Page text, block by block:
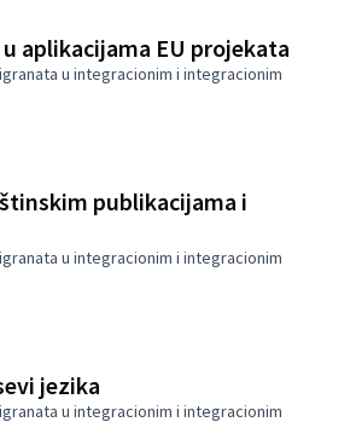
u aplikacijama EU projekata
u integracionim i integracionim
publikacijama i
u integracionim i integracionim
jezika
u integracionim i integracionim